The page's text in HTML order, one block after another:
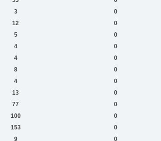
3 0
12 0
5 0
4 0
4 0
8 0
4 0
13 0
77 0
100 0
153 0
9 0